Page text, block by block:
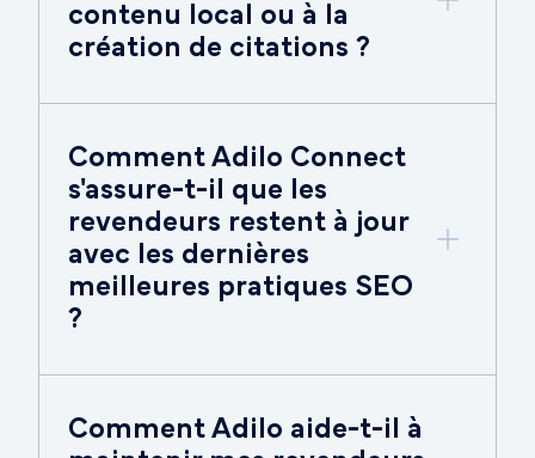
contenu local ou à la
création de citations ?
Comment Adilo Connect
s'assure-t-il que les
revendeurs restent à jour
avec les dernières
meilleures pratiques SEO
?
Comment Adilo aide-t-il à